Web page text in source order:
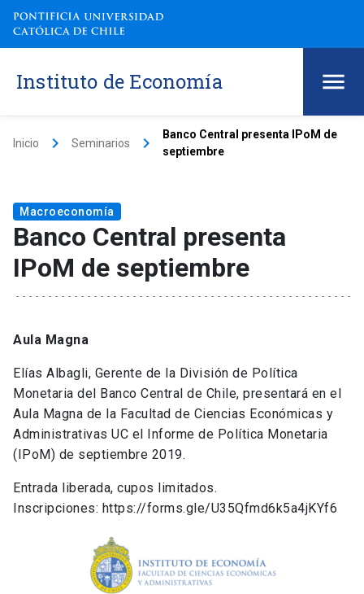
Instituto de Economía
Inicio keyboard_arrow_right Seminarios keyboard_arrow_right
Banco Central presenta IPoM de
septiembre
Macroeconomía
Banco Central presenta
IPoM de septiembre
Aula Magna
Elías Albagli, Gerente de la División de Política
Monetaria del Banco Central de Chile, presentará en el
Aula Magna de la Facultad de Ciencias Económicas y
Administrativas UC el Informe de Política Monetaria
(IPoM) de septiembre 2019.
Entrada liberada, cupos limitados.
Inscripciones: https://forms.gle/U35Qfmd6k5a4jKYf6